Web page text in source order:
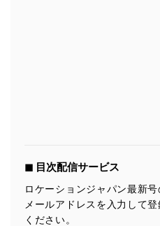
◼︎ 目次配信サービス
ロケーションジャパン最新
メールアドレスを入力して
ください。